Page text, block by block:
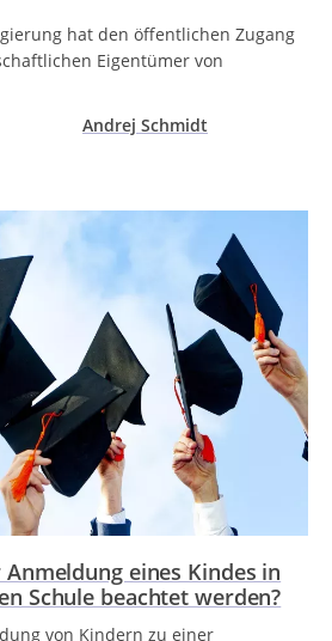
hat den öffentlichen Zugang
Eigentümer von
Andrej Schmidt
eines Kindes in
Schule beachtet werden?
von Kindern zu einer